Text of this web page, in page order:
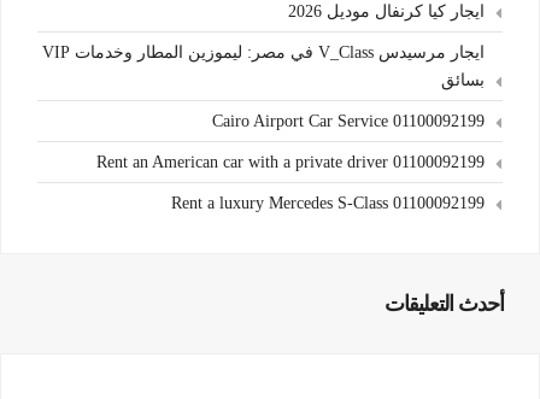
ايجار كيا كرنفال موديل 2026
ايجار مرسيدس V_Class في مصر: ليموزين المطار وخدمات VIP
بسائق
Cairo Airport Car Service 01100092199
Rent an American car with a private driver 01100092199
Rent a luxury Mercedes S-Class 01100092199
أحدث التعليقات